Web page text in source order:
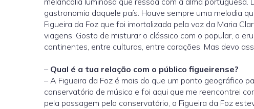
gastronomia daquele país. Houve sempre uma melodia
Figueira da Foz que foi imortalizada pela voz da Maria
viagens. Gosto de misturar o clássico com o popular, o
continentes, entre culturas, entre corações. Mas devo
– Qual é a tua relação com o público figueirense?
– A Figueira da Foz é mais do que um ponto geográfico
conservatório de música e foi aqui que me reencontrei
pela passagem pelo conservatório, a Figueira da Foz